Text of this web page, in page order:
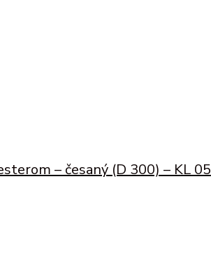
– česaný (D 300) – KL 05